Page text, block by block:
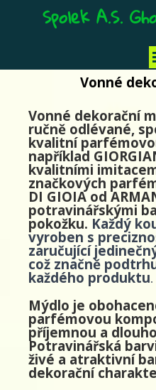
Spolek A.S.
Vonné
Vonné dekorační
ručně odlévané,
kvalitní
například
kvalitními
značkových
DI GIOIA od
potravinářskými
pokožku. Každý
vyroben s
zaručující
což značně
každého produktu.
Mýdlo je
parfémovou
příjemnou a
Potravinářská
živé a atraktivní
dekorační